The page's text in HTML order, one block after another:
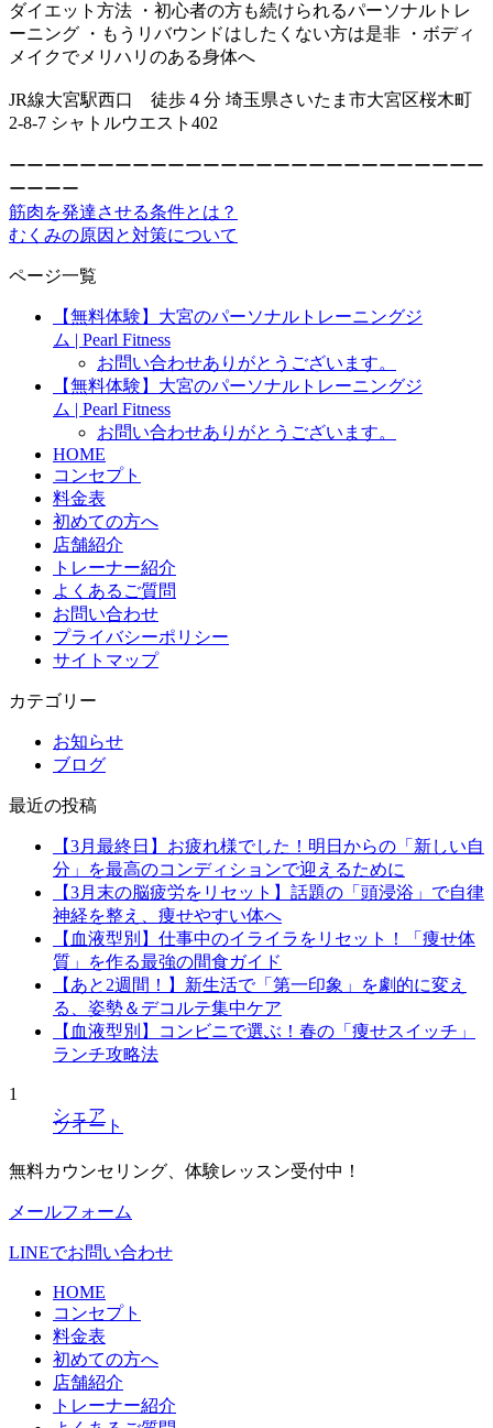
ダイエット方法 ・初心者の方も続けられるパーソナルトレ
ーニング ・もうリバウンドはしたくない方は是非 ・ボディ
メイクでメリハリのある身体へ
JR線大宮駅西口 徒歩４分 埼玉県さいたま市大宮区桜木町
2-8-7 シャトルウエスト402
ーーーーーーーーーーーーーーーーーーーーーーーーーーー
ーーーー
筋肉を発達させる条件とは？
むくみの原因と対策について
ページ一覧
【無料体験】大宮のパーソナルトレーニングジ
ム | Pearl Fitness
お問い合わせありがとうございます。
【無料体験】大宮のパーソナルトレーニングジ
ム | Pearl Fitness
お問い合わせありがとうございます。
HOME
コンセプト
料金表
初めての方へ
店舗紹介
トレーナー紹介
よくあるご質問
お問い合わせ
プライバシーポリシー
サイトマップ
カテゴリー
お知らせ
ブログ
最近の投稿
【3月最終日】お疲れ様でした！明日からの「新しい自
分」を最高のコンディションで迎えるために
【3月末の脳疲労をリセット】話題の「頭浸浴」で自律
神経を整え、痩せやすい体へ
【血液型別】仕事中のイライラをリセット！「痩せ体
質」を作る最強の間食ガイド
【あと2週間！】新生活で「第一印象」を劇的に変え
る、姿勢＆デコルテ集中ケア
【血液型別】コンビニで選ぶ！春の「痩せスイッチ」
ランチ攻略法
1
シェア
ツイート
無料カウンセリング、体験レッスン受付中！
メールフォーム
LINEでお問い合わせ
HOME
コンセプト
料金表
初めての方へ
店舗紹介
トレーナー紹介